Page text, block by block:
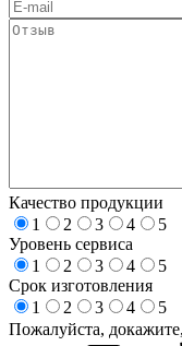
Качество продукции
1
2 3 4
5
Уровень сервиса
1
2 3 4
5
Срок изготовления
1
2 3 4
5
Пожалуйста,